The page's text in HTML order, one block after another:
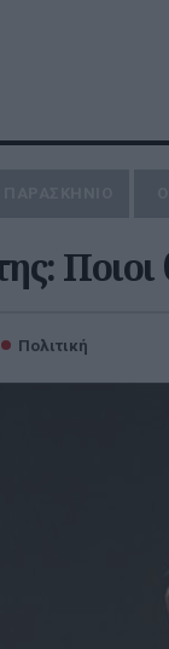
Πολιτική